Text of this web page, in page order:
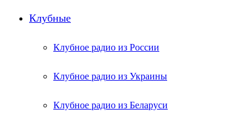
Клубные
Клубное радио из России
Клубное радио из Украины
Клубное радио из Беларуси